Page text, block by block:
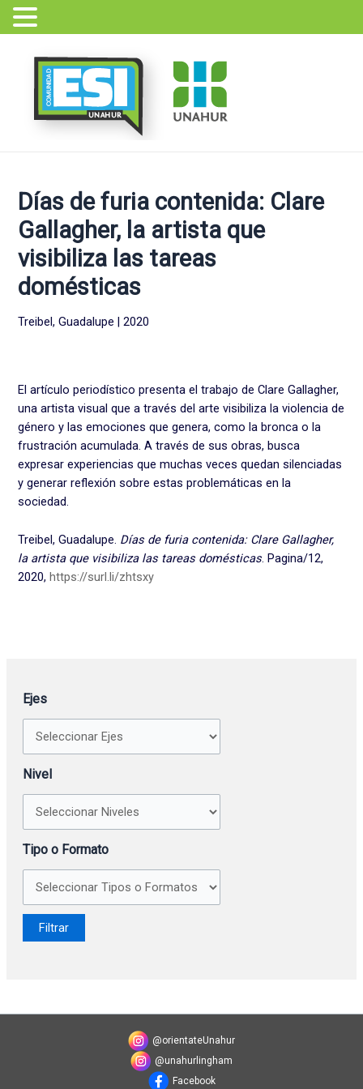
contenido
Ejes
Nivel
Tipo o Formato
Días de furia contenida: Clare
Gallagher, la artista que
visibiliza las tareas
domésticas
Treibel, Guadalupe | 2020
El artículo periodístico presenta el trabajo de Clare Gallagher,
una artista visual que a través del arte visibiliza la violencia de
género y las emociones que genera, como la bronca o la
frustración acumulada. A través de sus obras, busca
expresar experiencias que muchas veces quedan silenciadas
y generar reflexión sobre estas problemáticas en la
sociedad.
Treibel, Guadalupe. Días de furia contenida: Clare Gallagher,
la artista que visibiliza las tareas domésticas. Pagina/12,
2020,https://surl.li/zhtsxy
de
entradas
@orientateUnahur
@unahurlingham
Facebook